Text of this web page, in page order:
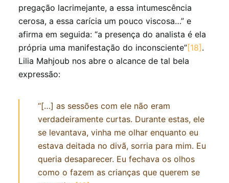
pregação lacrimejante, a essa intumescência
cerosa, a essa carícia um pouco viscosa…” e
afirma em seguida: “a presença do analista é ela
própria uma manifestação do inconsciente”[18] .
Lilia Mahjoub nos abre o alcance de tal bela
expressão:
“[…] as sessões com ele não eram
verdadeiramente curtas. Durante estas, ele
se levantava, vinha me olhar enquanto eu
estava deitada no divã, sorria para mim. Eu
queria desaparecer. Eu fechava os olhos
como o fazem as crianças que querem se